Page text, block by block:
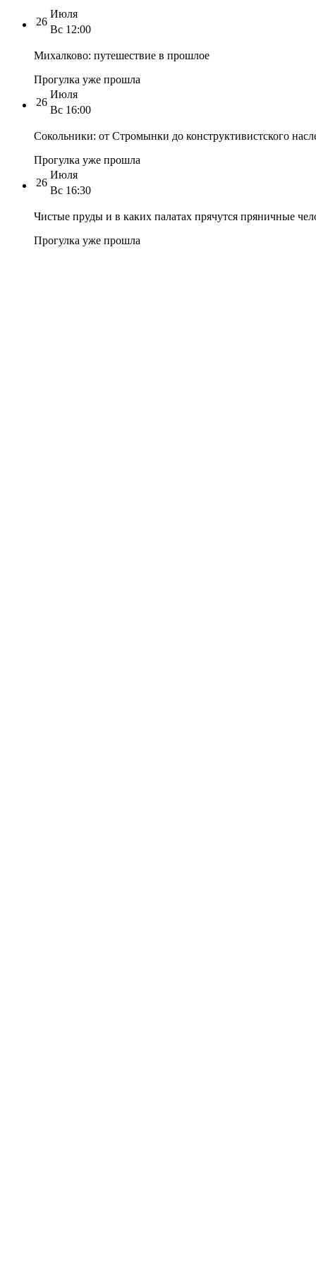
26
Июля
Вс 12:00
Михалково: путешествие в прошлое
Прогулка уже прошла
26
Июля
Вс 16:00
Сокольники: от Стромынки до конструктивистского
Прогулка уже прошла
26
Июля
Вс 16:30
Чистые пруды и в каких палатах прячутся пряничные
Прогулка уже прошла